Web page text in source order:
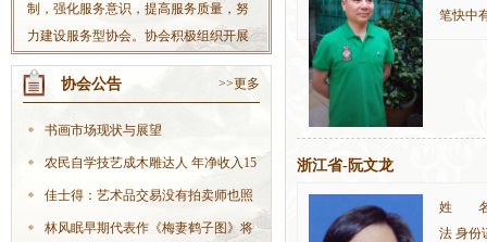
制，强化服务意识，提高服务质量，努
力建设服务型协会。协会积极组织开展
丰富多彩的社会书法活动，不断扩大协
会影响力；积极开拓书法市场，大力发
手”、职能部门开展工作的“好伙伴”，在
全社会树立起良好的协会形象。
协会公告 >>更多
书画市场现状与展望
农民自学技艺成木雕达人 年净收入15
万
佳士得：艺术品交易没有拍卖师也照
样生
林风眠早期代表作《梅妻鹤子图》将
笔快中
浙江省-阮文龙
姓 名:
法 身份